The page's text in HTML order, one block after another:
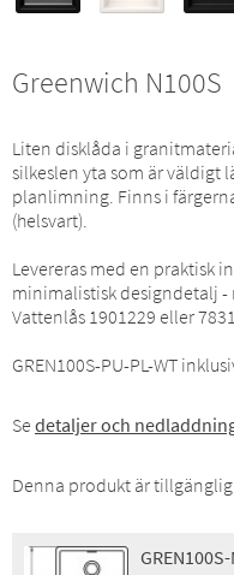
Greenwich N100S
Liten disklåda i
silkeslen yta som är väldigt
planlimning. Finns i
(helsvart).
Levereras med en praktisk
minimalistisk designdetalj -
Vattenlås 1901229 eller
GREN100S-PU-PL-WT
Se detaljer och
Denna produkt är